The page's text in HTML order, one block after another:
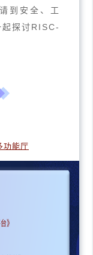
到安全、工
探讨RISC-
功能厅